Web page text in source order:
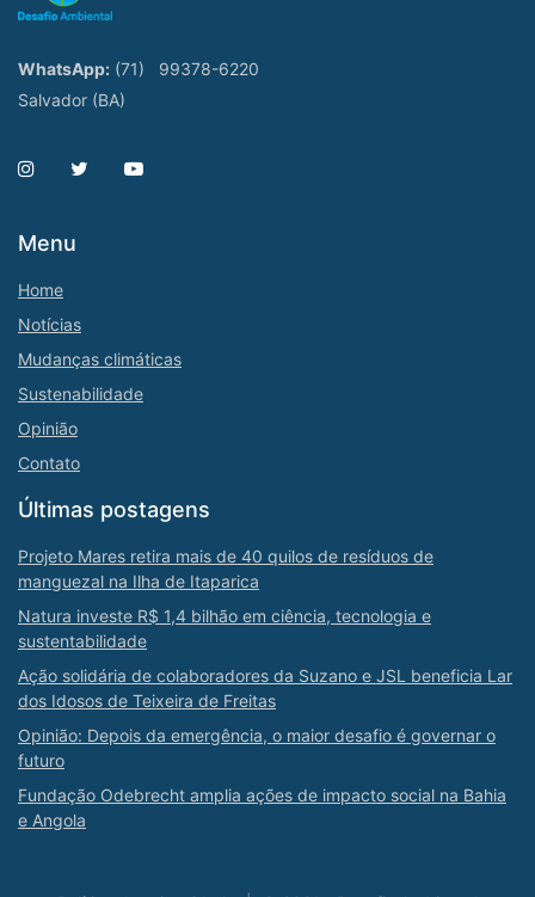
WhatsApp: (71)
99378-6220
Salvador (BA)
Menu
Home
Notícias
Mudanças climáticas
Sustenabilidade
Opinião
Contato
Últimas postagens
Projeto Mares retira mais de 40 quilos de resíduos de
manguezal na Ilha de Itaparica
Natura investe R$ 1,4 bilhão em ciência, tecnologia e
sustentabilidade
Ação solidária de colaboradores da Suzano e JSL beneficia Lar
dos Idosos de Teixeira de Freitas
Opinião: Depois da emergência, o maior desafio é governar o
futuro
Fundação Odebrecht amplia ações de impacto social na Bahia
e Angola